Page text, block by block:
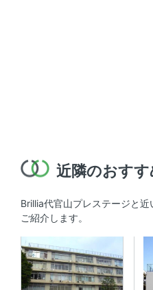
近隣のおす
Brillia代官山プレステージと
ご紹介します。